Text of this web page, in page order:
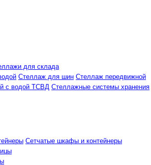
для склада
Стеллаж для шин Стеллаж передвижной
с водой ТСВД Стеллажные системы хранения
Сетчатые шкафы и контейнеры